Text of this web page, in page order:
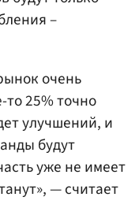
–
очень
то 25% точно
улучшений, и
будут
уже не имеет
— считает